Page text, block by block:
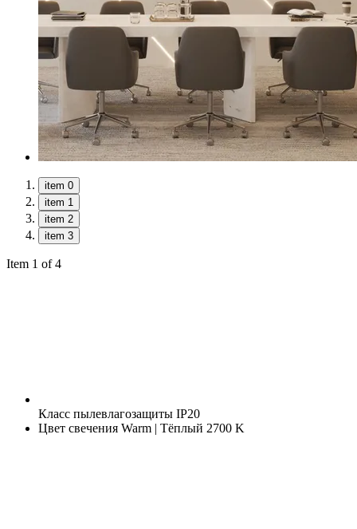
item 0
item 1
item 2
item 3
Item 1 of 4
Класс пылевлагозащиты IP20
Цвет свечения Warm | Тёплый 2700 K